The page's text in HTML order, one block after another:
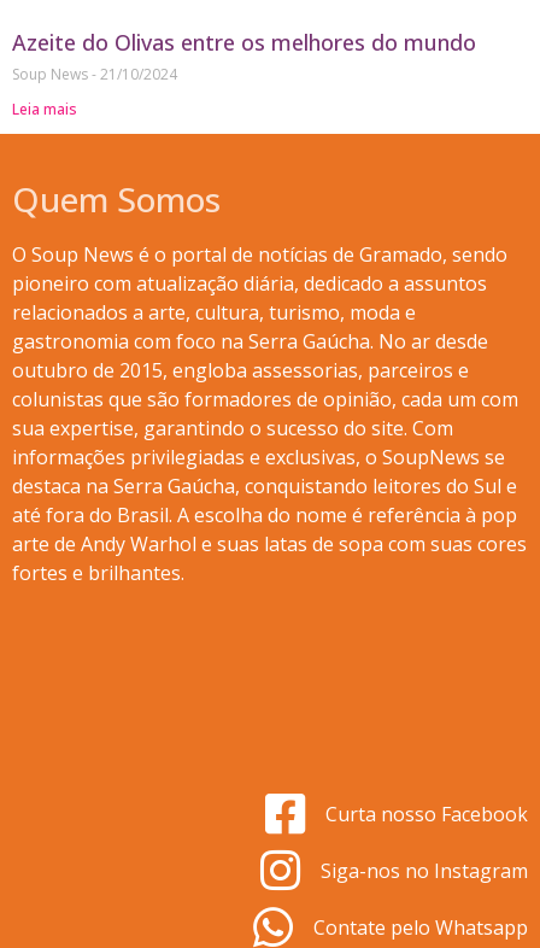
Azeite do Olivas entre os melhores do mundo
Soup News 21/10/2024
Leia mais
Quem Somos
O Soup News é o portal de notícias de Gramado, sendo
pioneiro com atualização diária, dedicado a assuntos
relacionados a arte, cultura, turismo, moda e
gastronomia com foco na Serra Gaúcha. No ar desde
outubro de 2015, engloba assessorias, parceiros e
colunistas que são formadores de opinião, cada um com
sua expertise, garantindo o sucesso do site. Com
informações privilegiadas e exclusivas, o SoupNews se
destaca na Serra Gaúcha, conquistando leitores do Sul e
até fora do Brasil. A escolha do nome é referência à pop
arte de Andy Warhol e suas latas de sopa com suas cores
fortes e brilhantes.
Curta nosso Facebook
Siga-nos no Instagram
Contate pelo Whatsapp